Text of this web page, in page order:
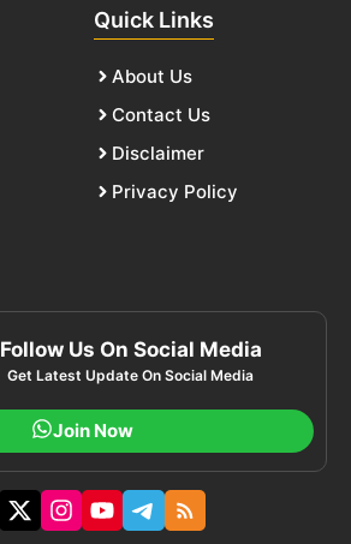
Quick Links
About Us
Contact Us
Disclaimer
Privacy Policy
Follow Us On Social Media
Get Latest Update On Social Media
Join Now